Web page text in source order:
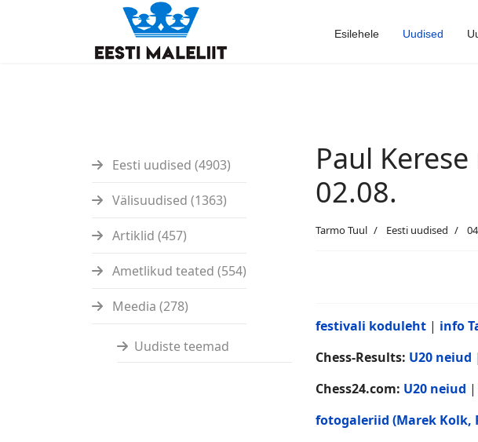
Esilehele Uudised
Eesti uudised (4903)
Välisuudised (1363)
Artiklid (457)
Ametlikud teated (554)
Meedia (278)
Uudiste teemad
Paul
02.08.
Tarmo Tuul Eesti uudised
festivali koduleht | info
Chess-Results: U20 neiud |
Chess24.com: U20 neiud |
fotogaleriid (Marek Kolk,